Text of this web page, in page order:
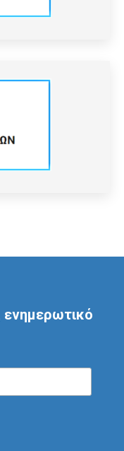
ενημερωτικό